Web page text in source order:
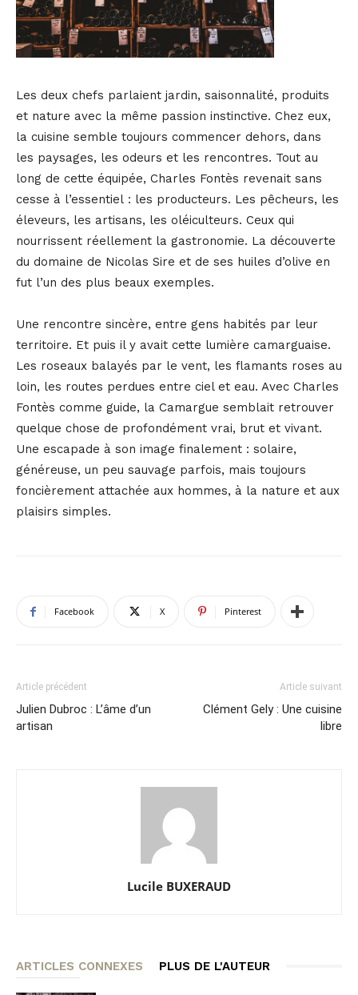
Les deux chefs parlaient jardin, saisonnalité, produits
et nature avec la même passion instinctive. Chez eux,
la cuisine semble toujours commencer dehors, dans
les paysages, les odeurs et les rencontres. Tout au
long de cette équipée, Charles Fontès revenait sans
cesse à l’essentiel : les producteurs. Les pêcheurs, les
éleveurs, les artisans, les oléiculteurs. Ceux qui
nourrissent réellement la gastronomie. La découverte
du domaine de Nicolas Sire et de ses huiles d’olive en
fut l’un des plus beaux exemples.
Une rencontre sincère, entre gens habités par leur
territoire. Et puis il y avait cette lumière camarguaise.
Les roseaux balayés par le vent, les flamants roses au
loin, les routes perdues entre ciel et eau. Avec Charles
Fontès comme guide, la Camargue semblait retrouver
quelque chose de profondément vrai, brut et vivant.
Une escapade à son image finalement : solaire,
généreuse, un peu sauvage parfois, mais toujours
foncièrement attachée aux hommes, à la nature et aux
plaisirs simples.
Facebook X Pinterest
Article précédent
Julien Dubroc : L’âme d’un
artisan
Article suivant
Clément Gely : Une cuisine
libre
Lucile BUXERAUD
ARTICLES CONNEXES PLUS DE L'AUTEUR